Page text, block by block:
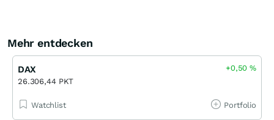
Mehr entdecken
DAX
26.306,44 PKT
+0,50%
Watchlist Portfolio